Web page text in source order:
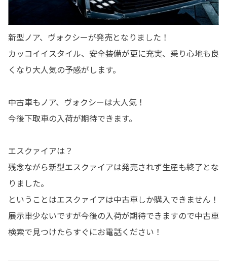
新型ノア、ヴォクシーが発売となりました！
カッコイイスタイル、安全装備が更に充実、乗り心地も良
くなり大人気の予感がします。
中古車もノア、ヴォクシーは大人気！
今後下取車の入荷が期待できます。
エスクァイアは？
残念ながら新型エスクァイアは発売されず生産も終了とな
りました。
ということはエスクァイアは中古車しか購入できません！
展示車少ないですが今後の入荷が期待できますので中古車
検索で見つけたらすぐにお電話ください！